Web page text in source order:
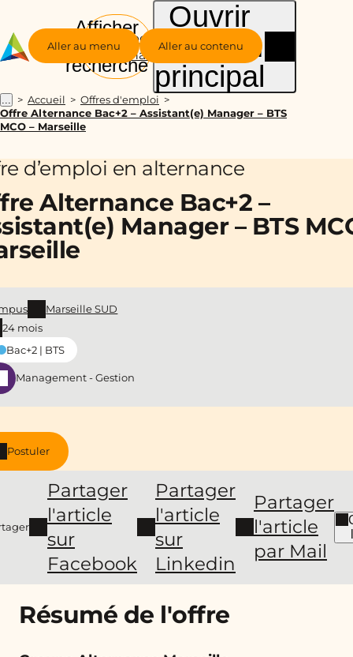
Aller au menu Aller au contenu
Groupe
Alternance
Afficher
la
recherche
Ouvrir
le menu
principal
... Accueil
Offres d'emploi
Offre Alternance Bac+2 – Assistant(e) Manager – BTS
MCO – Marseille
d’emploi en alternance
Alternance Bac+2 –
Manager – BTS
Postuler
Partager
l'article
sur
Facebook
Partager
l'article
sur
Linkedin
Partager
l'article
par Mail
Marseille SUD
24 mois
Bac+2 | BTS
Management - Gestion
Résumé de l'offre